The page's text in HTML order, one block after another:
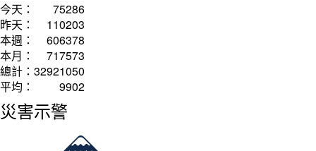
今天：
75286
昨天：
110203
本週：
606378
本月：
717573
總計： 32921050
平均：
9902
災害示警